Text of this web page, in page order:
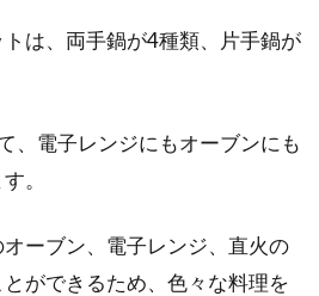
正しい保存方法とは？
よね。...
は、両手鍋が4種類、片手鍋が
、電子レンジにもオーブンにも
。
ーブン、電子レンジ、直火の
ができるため、色々な料理を